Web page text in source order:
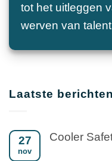
tot het uitleggen
werven van
Laatste berichten
27
nov
Cooler